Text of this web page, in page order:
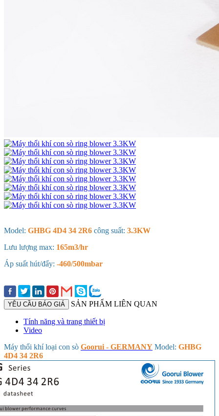
Model: GHBG 4D4 34 2R6 công suất: 3.3KW
Lưu lượng max: 165m3/hr
Áp suất hút/đẩy: -460/500mbar
YÊU CẦU BÁO GIÁ SẢN PHẨM LIÊN QUAN
Tính năng và trang thiết bị
Video
Máy thổi khí loại con sò Goorui - GERMANY Model: GHBG
4D4 34 2R6